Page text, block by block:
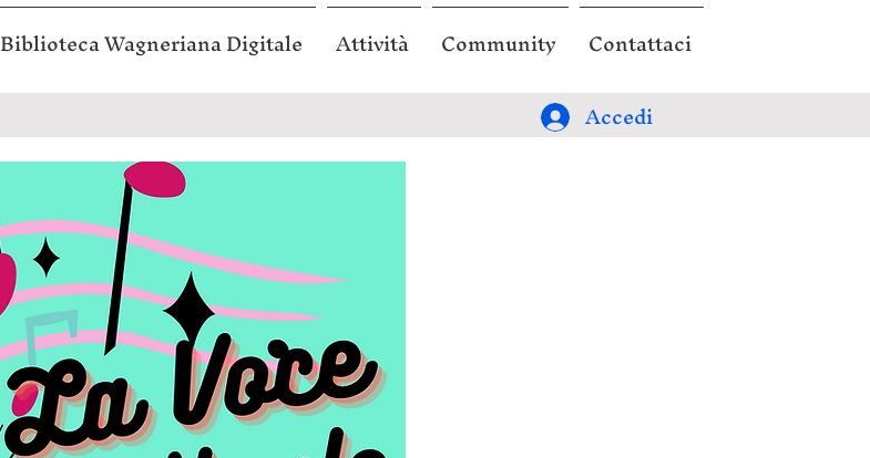
Biblioteca Wagneriana Digitale Attività Community
Contattaci
Accedi